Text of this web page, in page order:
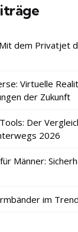
dem Privatjet
Virtuelle
der Zukunft
Der
2026
Männer:
im